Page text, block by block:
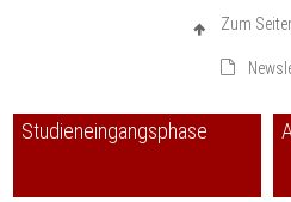
Zum
Studieneingangsphase